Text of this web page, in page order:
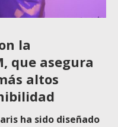
la
que asegura
altos
ha sido diseñado